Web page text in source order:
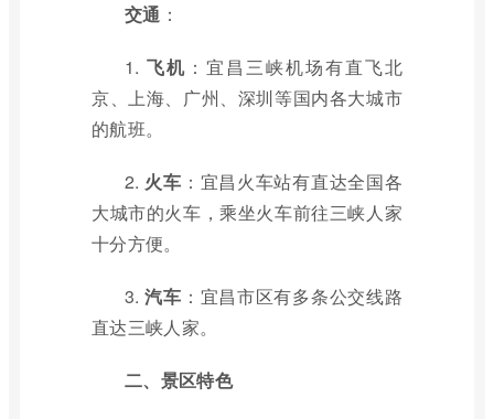
交通 ：
1. 飞机 ：宜昌三峡机场有直飞北
京、上海、广州、深圳等国内各大城市
的航班。
2. 火车 ：宜昌火车站有直达全国各
大城市的火车，乘坐火车前往三峡人家
十分方便。
3.汽车 ：宜昌市区有多条公交线路
直达三峡人家。
二、景区特色